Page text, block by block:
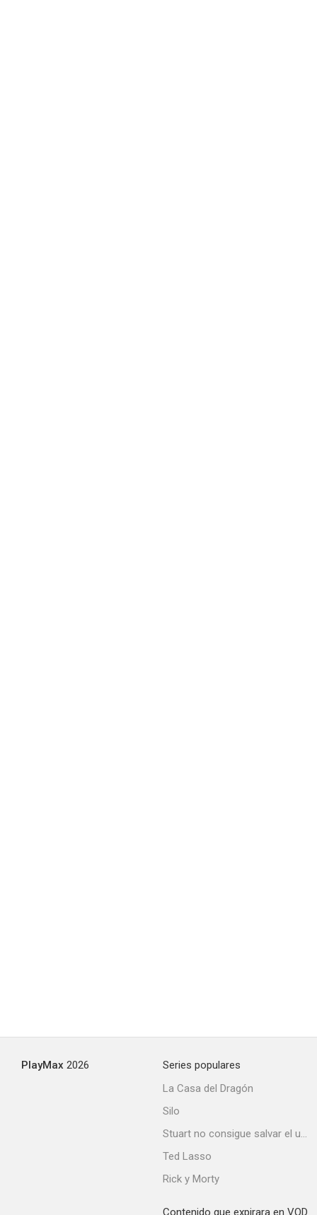
PlayMax 2026
Series populares
La Casa del Dragón
Silo
Stuart no consigue salvar el universo
Ted Lasso
Rick y Morty
Contenido que expirara en VOD